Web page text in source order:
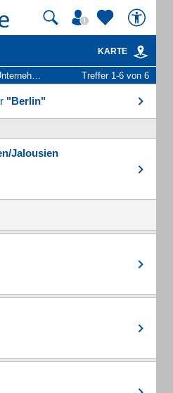
KARTE
und Personen Treffer 1-6 von 6
"Berlin"
Jalousien